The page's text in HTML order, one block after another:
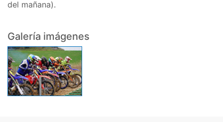
del mañana).
Galería imágenes